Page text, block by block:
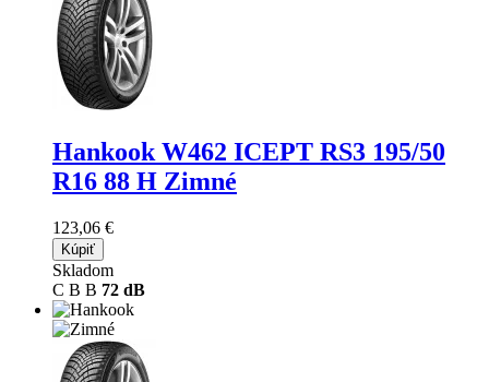
Hankook W462 ICEPT RS3 195/50
R16 88 H Zimné
123,06 €
Kúpiť
Skladom
C B B 72 dB